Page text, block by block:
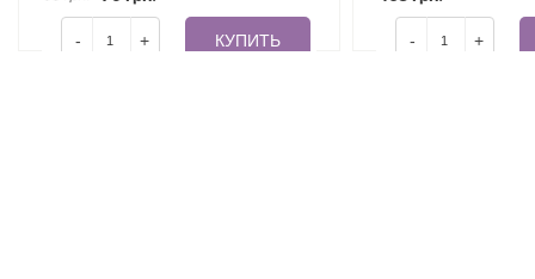
- + КУПИТЬ - +